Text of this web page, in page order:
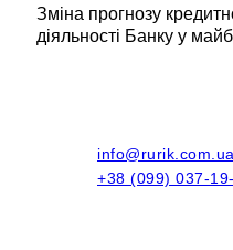
Зміна прогнозу
діяльності Банку у
info@rurik.com.ua
+38 (099) 037-